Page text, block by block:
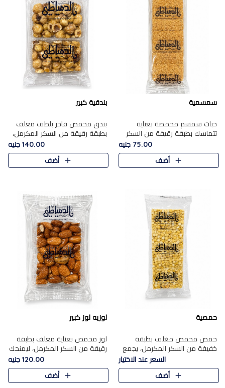
سمسمية
حبات سمسم محمصة بعناية
تتماسك بطبقة رقيقة من السكر
المكرمل، لتقدم طعم السمسم
المميز وقرمشتة التي ارتبطت ببهجة
المولد عبر الأجيال.
75.00 جنيه
أضف
بندقية كبير
بندق محمص فاخر بلطف مغلف
بطبقة رقيقة من السكر المكرمل،
يجمع بين النكهة الغنية ناتي
والقرمشة الراقية المرضية في
حلوى شرقية أنيقه بطابع مميز.
140.00 جنيه
أضف
حمصية
حمص محمص مغلف بطبقة
خفيفة من السكر المكرمل، يجمع
بين القرمشة المميزة والطعم
الشرقي الأصيل في واحدة من أشهر
حلويات الموسم.
السعر عند الاختيار
أضف
لوزيه لوز كبير
لوز محمص بعناية مغلف بطبقة
رقيقة من السكر المكرمل، ليمنحك
قرمشة راقية ونكهة غنية تبرز
فخامة اللوز في كل قطعة.
120.00 جنيه
أضف